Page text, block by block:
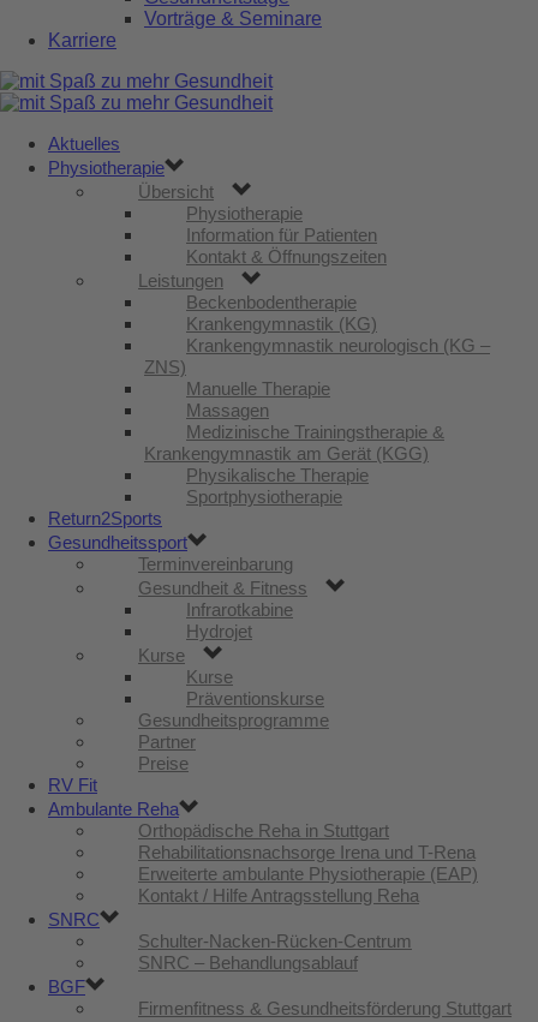
Vorträge & Seminare
Karriere
Aktuelles
Physiotherapie
Übersicht
Physiotherapie
Information für Patienten
Kontakt & Öffnungszeiten
Leistungen
Beckenbodentherapie
Krankengymnastik (KG)
Krankengymnastik neurologisch (KG –
ZNS)
Manuelle Therapie
Massagen
Medizinische Trainingstherapie &
Krankengymnastik am Gerät (KGG)
Physikalische Therapie
Sportphysiotherapie
Return2Sports
Gesundheitssport
Terminvereinbarung
Gesundheit & Fitness
Infrarotkabine
Hydrojet
Kurse
Kurse
Präventionskurse
Gesundheitsprogramme
Partner
Preise
RV Fit
Ambulante Reha
Orthopädische Reha in Stuttgart
Rehabilitationsnachsorge Irena und T-Rena
Erweiterte ambulante Physiotherapie (EAP)
Kontakt / Hilfe Antragsstellung Reha
SNRC
Schulter-Nacken-Rücken-Centrum
SNRC – Behandlungsablauf
BGF
Firmenfitness & Gesundheitsförderung Stuttgart